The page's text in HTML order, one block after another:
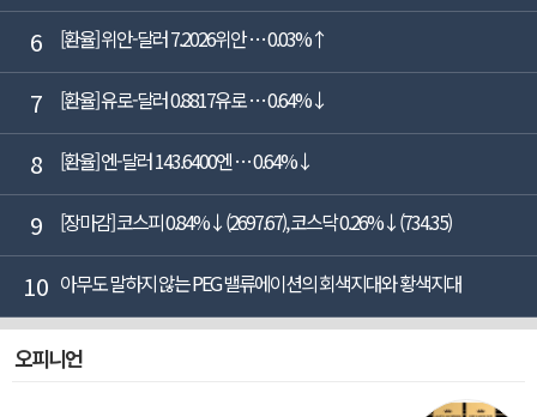
6 [환율] 위안-달러 7.2026위안 … 0.03%↑
7 [환율] 유로-달러 0.8817유로 … 0.64%↓
8 [환율] 엔-달러 143.6400엔 … 0.64%↓
9 [장마감] 코스피 0.84%↓(2697.67), 코스닥 0.26%↓(734.35)
10 아무도 말하지 않는 PEG 밸류에이션의 회색지대와 황색지대
오피니언